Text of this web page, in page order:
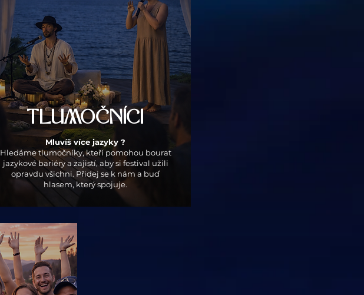
TLUMOČNÍCI
Mluvíš více jazyky ?
Hledáme tlumočníky, kteří pomohou bourat
jazykové bariéry a zajistí, aby si festival užili
opravdu všichni. Přidej se k nám a buď
hlasem, který spojuje.